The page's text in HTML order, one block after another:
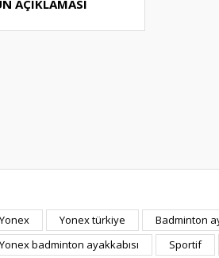
AÇIKLAMASI
için teşekkür ederiz.
kalitesiz, bozuk veya görüntülenemiyor.
Yonex Yonex türkiye Badminton
Yonex badminton ayakkabısı
Sportif